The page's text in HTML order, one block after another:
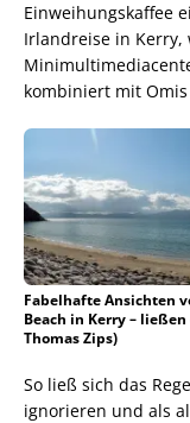
Einweihungskaffee
Irlandreise in Kerry,
kombiniert mit
Fabelhafte Ansichten
Beach in Kerry –
Thomas Zips)
So ließ sich das
ignorieren und als